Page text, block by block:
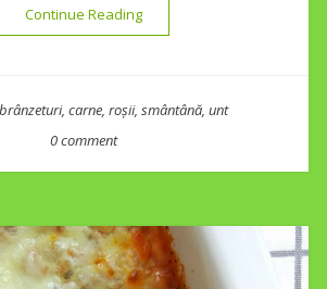
Continue Reading“Lasagna low-carb, cu foi
brânzeturi, carne, roșii, smântână, unt
0 comment